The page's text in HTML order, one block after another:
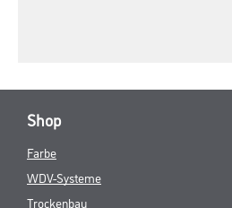
Shop
Farbe
WDV-Systeme
Trockenbau